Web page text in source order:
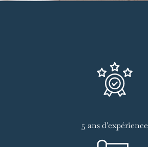
5 ans d'expérience